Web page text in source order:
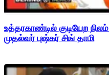
உத்தரகாண்டில் குடியேற
முதல்வர் புஷ்கர் சிங் தாமி